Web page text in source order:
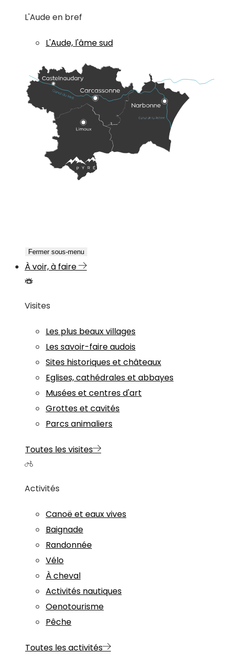
L'Aude en bref
L'Aude, l'âme sud
Fermer sous-menu
À voir, à faire
Visites
Les plus beaux villages
Les savoir-faire audois
Sites historiques et châteaux
Eglises, cathédrales et abbayes
Musées et centres d'art
Grottes et cavités
Parcs animaliers
Toutes les visites
Activités
Canoë et eaux vives
Baignade
Randonnée
Vélo
À cheval
Activités nautiques
Oenotourisme
Pêche
Toutes les activités